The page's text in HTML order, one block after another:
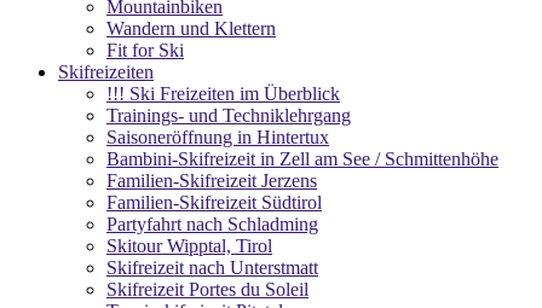
Mountainbiken
Wandern und Klettern
Fit for Ski
Skifreizeiten
!!! Ski Freizeiten im Überblick
Trainings- und Techniklehrgang
Saisoneröffnung in Hintertux
Bambini-Skifreizeit in Zell am See / Schmittenhöhe
Familien-Skifreizeit Jerzens
Familien-Skifreizeit Südtirol
Partyfahrt nach Schladming
Skitour Wipptal, Tirol
Skifreizeit nach Unterstmatt
Skifreizeit Portes du Soleil